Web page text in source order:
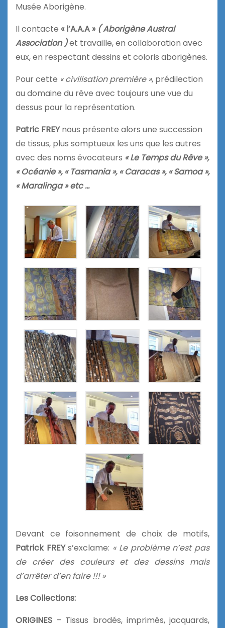
Musée Aborigène.
Il contacte « l’A.A.A » ( Aborigène Austral
Association )et travaille, en collaboration avec
eux, en respectant dessins et coloris aborigènes.
Pour cette « civilisation première », prédilection
au domaine du rêve avec toujours une vue du
dessus pour la représentation.
Patric FREYnous présente alors une succession
de tissus, plus somptueux les uns que les autres
avec des noms évocateurs « Le Temps du Rêve »,
« Océanie », « Tasmania », « Caracas », « Samoa »,
« Maralinga » etc …
Devant ce foisonnement de choix de motifs,
Patrick FREYs’exclame: « Le problème n’est pas
de créer des couleurs et des dessins mais
d’arrêter d’en faire !!! »
Les Collections:
ORIGINES – Tissus brodés, imprimés, jacquards,